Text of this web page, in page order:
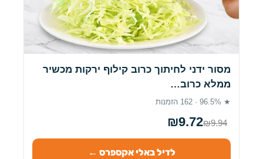
מסור ידני לחיתוך כרוב קילוף ירקות מכשיר
ממלא כרוב…
★ 96.5% · 162 הזמנות
₪9.72₪9.94
לדיל באלי אקספרס ←